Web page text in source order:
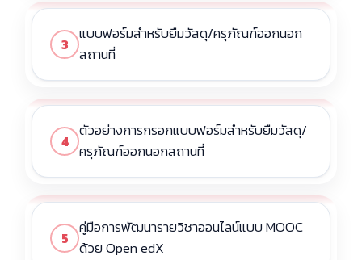
3
แบบฟอร์มสำหรับยืมวัสดุ/ครุภัณฑ์ออกนอก
สถานที่
4
ตัวอย่างการกรอกแบบฟอร์มสำหรับยืมวัสดุ/
ครุภัณฑ์ออกนอกสถานที่
5
คู่มือการพัฒนารายวิชาออนไลน์แบบ MOOC
ด้วย Open edX